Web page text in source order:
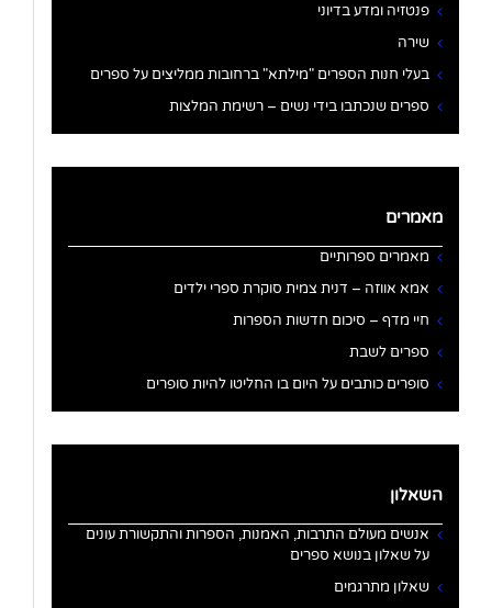
פנטזיה ומדע בדיוני
שירה
בעלי חנות הספרים "מילתא" ברחובות ממליצים על ספרים
ספרים שנכתבו בידי נשים – רשימת המלצות
מאמרים
מאמרים ספרותיים
אמא אווזה – דנית צמית סוקרת ספרי ילדים
חיי מדף – סיכום חדשות הספרות
ספרים לשבת
סופרים כותבים על היום בו החליטו להיות סופרים
השאלון
אנשים מעולם התרבות, האמנות, הספרות והתקשורת עונים
על שאלון בנושא ספרים
שאלון מתרגמים